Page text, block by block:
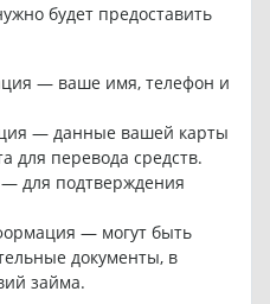
будет предоставить
— ваше имя, телефон и
— данные вашей карты
для перевода средств.
для подтверждения
— могут быть
документы, в
займа.